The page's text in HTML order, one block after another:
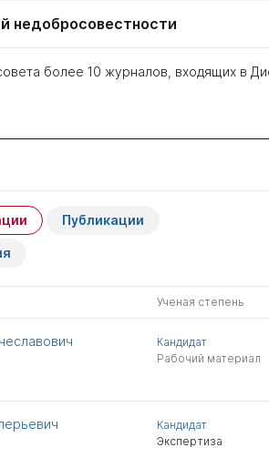
недобросовестности
более 10 журналов, входящих в
Публикации
Ученая степень
Кандидат
Рабочий материал
Кандидат
Экспертиза